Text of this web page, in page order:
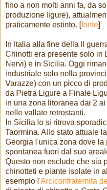
fino a non molti anni fa, da
produzione ligure),
praticamente estinto. [fonte]
In Italia alla fine della II
Chinotti era presente solo in
Nervi) e in Sicilia. Oggi
industriale solo nella
Varazze) con un picco di
da Pietra Ligure a Finale
in una zona litoranea dai 2
nelle vallate retrostanti.
In Sicilia lo si ritrova
Taormina. Allo stato attuale
Georgia l'unica zona dove
spontanea fuori dal suo
Questo non esclude che sia
chinotteti e piante isolate in
esempio l'Arciconfraternita